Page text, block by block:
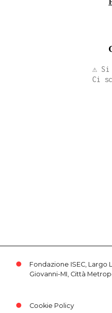
⚠️ Si
Ci
Fondazione ISEC, Largo
Giovanni-MI, Città
Cookie Policy